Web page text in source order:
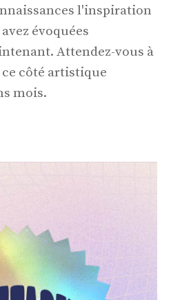
l'inspiration
évoquées
Attendez-vous à
côté artistique
mois.